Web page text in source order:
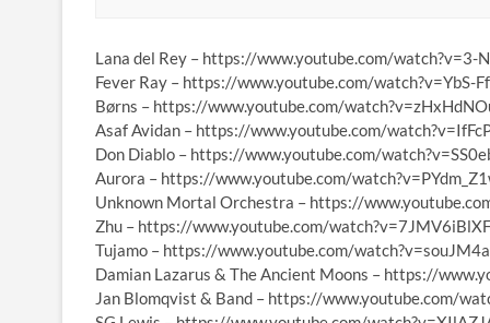
Lana del Rey – https://www.youtube.com/watch?v=3-
Fever Ray – https://www.youtube.com/watch?v=YbS-
Børns – https://www.youtube.com/
Asaf Avidan – https://www.youtube.com/
Don Diablo – https://www.youtube.com/
Aurora – https://www.youtube.com/
Unknown Mortal Orchestra – https://
Zhu – https://www.youtube.com/
Tujamo – https://www.youtube.com/
Damian Lazarus & The Ancient Moons – https://
Jan Blomqvist & Band – https://www.youtube.com/